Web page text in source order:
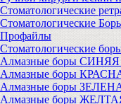
Стоматологические
Стоматологические
Профайлы
Стоматологические
Алмазные боры СИНЯЯ
Алмазные боры
Алмазные боры
Алмазные боры